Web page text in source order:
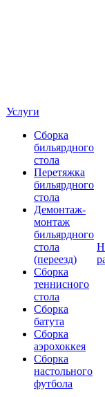
Услуги
Сборка
бильярдного
стола
Перетяжка
бильярдного
стола
Демонтаж-
монтаж
бильярдного
стола
(переезд)
Сборка
теннисного
стола
Сборка
батута
Сборка
аэрохоккея
Сборка
настольного
футбола